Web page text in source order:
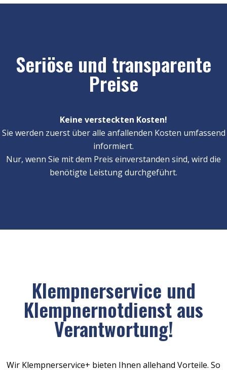
Seriöse und transparente
Preise
Keine versteckten Kosten!
Sie werden zuerst über alle anfallenden Kosten umfassend
informiert.
Nur, wenn Sie mit dem Preis einverstanden sind, wird die
benötigte Leistung durchgeführt.
Klempnerservice und
Klempnernotdienst aus
Verantwortung!
Wir Klempnerservice+ bieten Ihnen allehand Vorteile. So